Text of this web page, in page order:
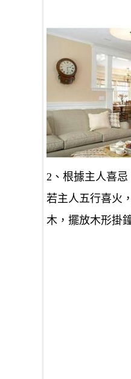
2、根據主人
若主人五行喜火
木，擺放木形掛